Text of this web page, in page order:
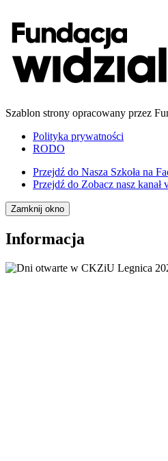
Szablon strony opracowany przez
Polityka prywatności
RODO
Przejdź do Nasza Szkoła na
Przejdź do Zobacz nasz kanał
Zamknij okno
Informacja